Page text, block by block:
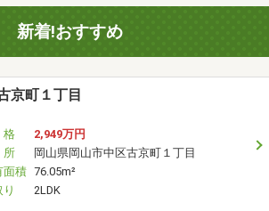
新着!おすすめ
京町１丁目
2,949万円
岡山県岡山市中区古京町１丁目
面積 76.05m²
り
2LDK